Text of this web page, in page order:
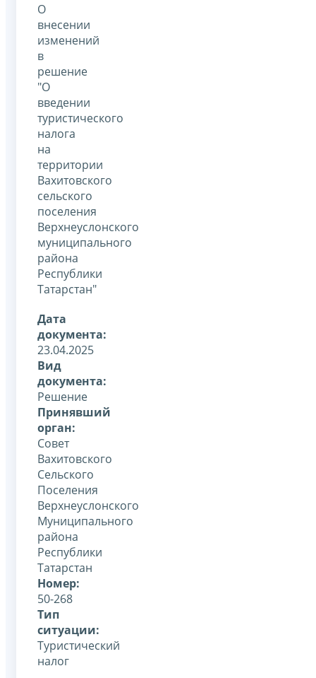
О
внесении
изменений
в
решение
"О
введении
туристического
налога
на
территории
Вахитовского
сельского
поселения
Верхнеуслонского
муниципального
района
Республики
Татарстан"
Дата
документа:
23.04.2025
Вид
документа:
Решение
Принявший
орган:
Совет
Вахитовского
Сельского
Поселения
Верхнеуслонского
Муниципального
района
Республики
Татарстан
Номер:
50-268
Тип
ситуации:
Туристический
налог